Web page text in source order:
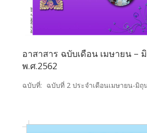
อาสาสาร ฉบับเดือน เมษายน –
พ.ศ.2562
ฉบับที่: ฉบับที่ 2 ประจำเดือนเมษายน-มิถุ